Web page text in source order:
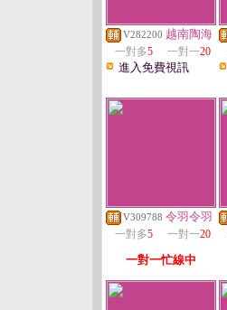
V282200 越南陶海
一對多5 一對一20
進入免費視訊
V309788 令羽令羽
一對多5 一對一20
一對一忙線中